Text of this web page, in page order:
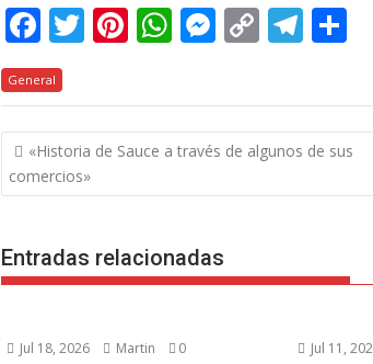
F
ac
e
b
o
o
T
itt
er
Pi
er
e
st
W
at
s
A
p
M
ss
e
n
g
C
p
y
Li
n
T
e
gr
a
m
p
ar
ti
General
Navegación
de
entradas
«Historia de Sauce a través de algunos de sus
comercios»
Entradas relacionadas
Jul 18, 2026 Martin 0 Jul 11,